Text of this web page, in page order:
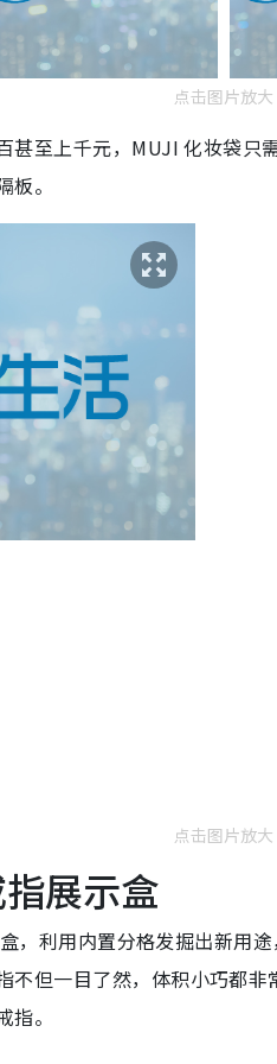
点击图片放大
甚至上千元，MUJI 化妆袋只
。
点击图片放大
展示盒
，利用内置分格发掘出新用
不但一目了然，体积小巧都
。